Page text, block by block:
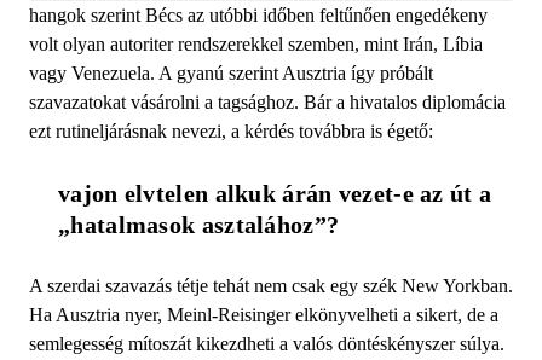
hangok szerint Bécs az utóbbi időben feltűnően engedékeny
volt olyan autoriter rendszerekkel szemben, mint Irán, Líbia
vagy Venezuela. A gyanú szerint Ausztria így próbált
szavazatokat vásárolni a tagsághoz. Bár a hivatalos diplomácia
ezt rutineljárásnak nevezi, a kérdés továbbra is égető:
vajon elvtelen alkuk árán vezet-e az út a
„hatalmasok asztalához”?
A szerdai szavazás tétje tehát nem csak egy szék New Yorkban.
Ha Ausztria nyer, Meinl-Reisinger elkönyvelheti a sikert, de a
semlegesség mítoszát kikezdheti a valós döntéskényszer súlya.